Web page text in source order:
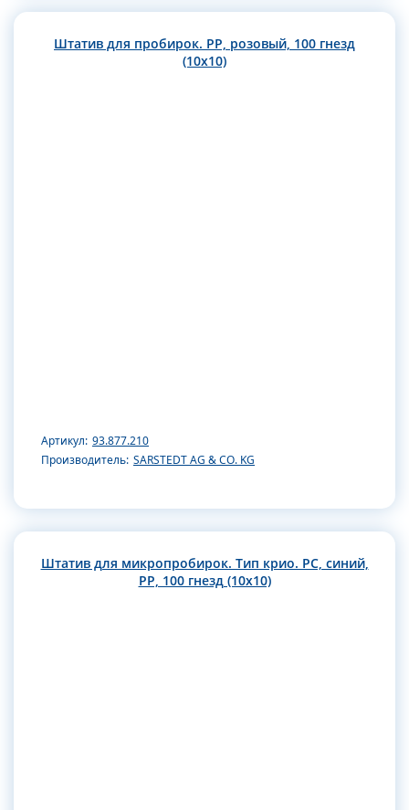
Штатив для пробирок. РР, розовый, 100 гнезд
(10х10)
Артикул: 93.877.210
Производитель: SARSTEDT AG & CO. KG
Штатив для микропробирок. Тип крио. РС, синий,
РР, 100 гнезд (10х10)